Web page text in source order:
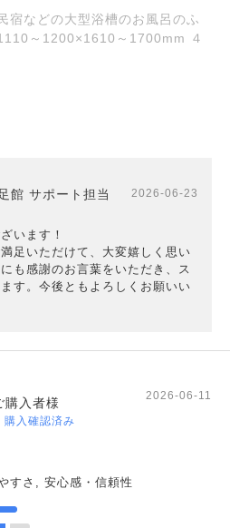
宿などの大型浴槽のお風呂のふ
～1200×1610～1700mm ４
館 サポート担当 2026-06-23
います！
足いただけて、大変嬉しく思い
も感謝のお言葉をいただき、ス
す。今後ともよろしくお願いい
購入者様
購入確認済み
2026-06-11
すさ, 安心感・信頼性